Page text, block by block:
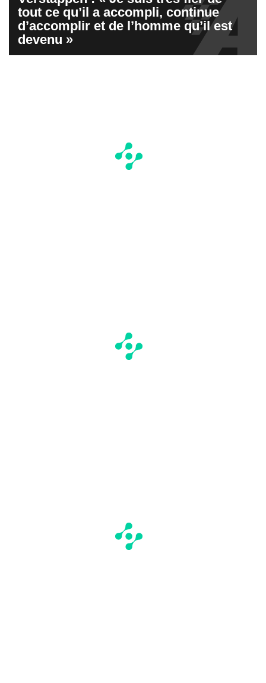
tout ce qu’il a accompli, continue
d’accomplir et de l’homme qu’il est
devenu »